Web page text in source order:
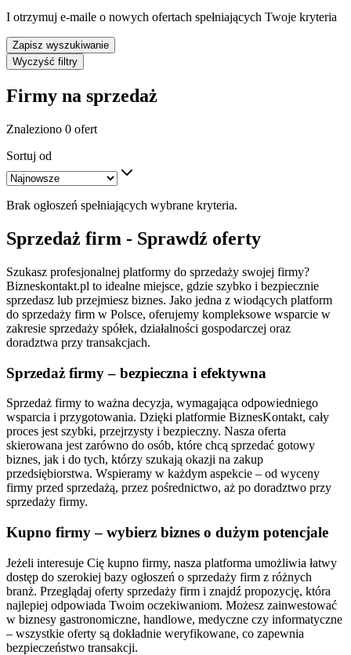
I otrzymuj e-maile o nowych ofertach spełniających Twoje kryteria
Zapisz wyszukiwanie
Wyczyść filtry
Firmy na sprzedaż
Znaleziono 0 ofert
Sortuj od
Brak ogłoszeń spełniających wybrane kryteria.
Sprzedaż firm - Sprawdź oferty
Szukasz profesjonalnej platformy do sprzedaży swojej firmy?
Bizneskontakt.pl to idealne miejsce, gdzie szybko i bezpiecznie
sprzedasz lub przejmiesz biznes. Jako jedna z wiodących platform
do sprzedaży firm w Polsce, oferujemy kompleksowe wsparcie w
zakresie sprzedaży spółek, działalności gospodarczej oraz
doradztwa przy transakcjach.
Sprzedaż firmy – bezpieczna i efektywna
Sprzedaż firmy to ważna decyzja, wymagająca odpowiedniego
wsparcia i przygotowania. Dzięki platformie BiznesKontakt, cały
proces jest szybki, przejrzysty i bezpieczny. Nasza oferta
skierowana jest zarówno do osób, które chcą sprzedać gotowy
biznes, jak i do tych, którzy szukają okazji na zakup
przedsiębiorstwa. Wspieramy w każdym aspekcie – od wyceny
firmy przed sprzedażą, przez pośrednictwo, aż po doradztwo przy
sprzedaży firmy.
Kupno firmy – wybierz biznes o dużym potencjale
Jeżeli interesuje Cię kupno firmy, nasza platforma umożliwia łatwy
dostęp do szerokiej bazy ogłoszeń o sprzedaży firm z różnych
branż. Przeglądaj oferty sprzedaży firm i znajdź propozycję, która
najlepiej odpowiada Twoim oczekiwaniom. Możesz zainwestować
w biznesy gastronomiczne, handlowe, medyczne czy informatyczne
– wszystkie oferty są dokładnie weryfikowane, co zapewnia
bezpieczeństwo transakcji.